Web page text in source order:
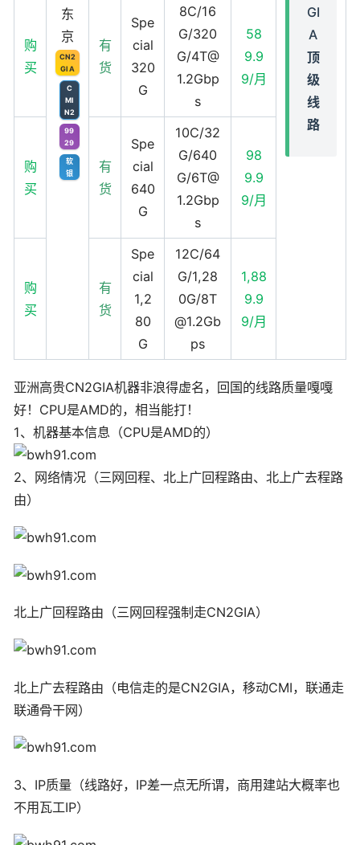
东
京
CN2
GIA
C
MI
N2
99
29
软
银
GI
A
顶
级
线
路
购
买
有
货
Spe
cial
320
G
8C/16
G/320
G/4T@
1.2Gbp
s
58
9.9
9/月
购
买
有
货
Spe
cial
640
G
10C/32
G/640
G/6T@
1.2Gbp
s
98
9.9
9/月
购
买
有
货
Spe
cial
1,2
80
G
12C/64
G/1,28
0G/8T
@1.2Gb
ps
1,88
9.9
9/月
亚洲高贵CN2GIA机器非浪得虚名，回国的线路质量嘎嘎
好！CPU是AMD的，相当能打！
1、机器基本信息（CPU是AMD的）
2、网络情况（三网回程、北上广回程路由、北上广去程路
由）
北上广回程路由（三网回程强制走CN2GIA）
北上广去程路由（电信走的是CN2GIA，移动CMI，联通走
联通骨干网）
3、IP质量（线路好，IP差一点无所谓，商用建站大概率也
不用瓦工IP）